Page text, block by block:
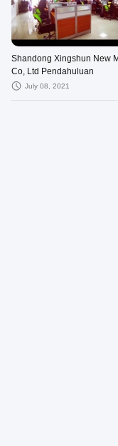
Shandong Xingshun New
Co, Ltd Pendahuluan
July 08, 2021